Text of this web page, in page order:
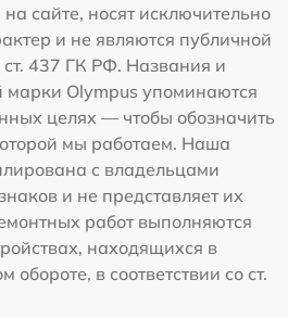
сайте, носят исключительно
и не являются публичной
ст. 437 ГК РФ. Названия и
марки Olympus упоминаются
целях — чтобы обозначить
мы работаем. Наша
с владельцами
и не представляет их
работ выполняются
находящихся в
в соответствии со ст.